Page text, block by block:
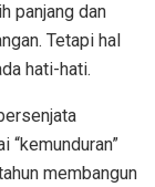
panjang dan
Tetapi hal
hati-hati.
“kemunduran”
membangun